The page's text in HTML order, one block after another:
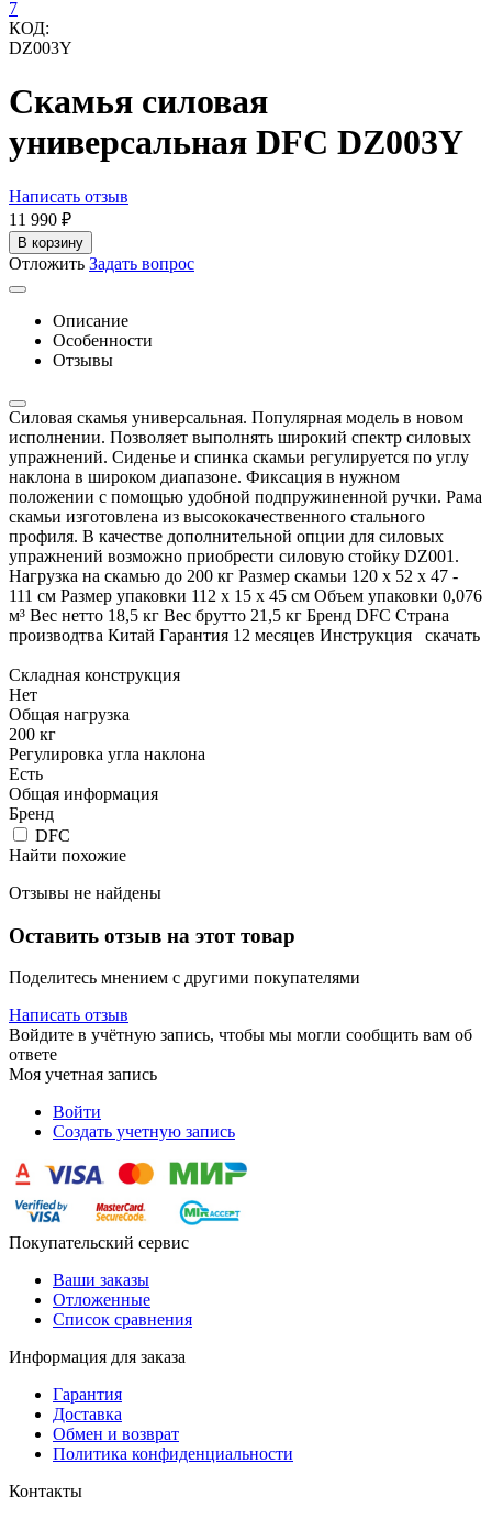
КОД:
DZ003Y
Скамья силовая
универсальная DFC DZ003Y
Написать отзыв
11 990 ₽
В корзину
Отложить Задать вопрос
Описание
Особенности
Отзывы
Силовая скамья универсальная. Популярная модель в новом
исполнении. Позволяет выполнять широкий спектр силовых
упражнений. Сиденье и спинка скамьи регулируется по углу
наклона в широком диапазоне. Фиксация в нужном
положении с помощью удобной подпружиненной ручки. Рама
скамьи изготовлена из высококачественного стального
профиля. В качестве дополнительной опции для силовых
упражнений возможно приобрести силовую стойку DZ001.
Нагрузка на скамью до 200 кг Размер скамьи 120 х 52 х 47 -
111 см Размер упаковки 112 х 15 х 45 см Объем упаковки 0,076
м³ Вес нетто 18,5 кг Вес брутто 21,5 кг Бренд DFC Страна
производтва Китай Гарантия 12 месяцев Инструкция скачать
Складная конструкция
Нет
Общая нагрузка
200 кг
Регулировка угла наклона
Есть
Общая информация
Бренд
DFC
Найти похожие
Отзывы не найдены
Оставить отзыв на этот товар
Поделитесь мнением с другими покупателями
Написать отзыв
Войдите в учётную запись, чтобы мы могли сообщить вам об
ответе
Моя учетная запись
Войти
Создать учетную запись
Покупательский сервис
Ваши заказы
Отложенные
Список сравнения
Информация для заказа
Гарантия
Доставка
Обмен и возврат
Политика конфиденциальности
Контакты